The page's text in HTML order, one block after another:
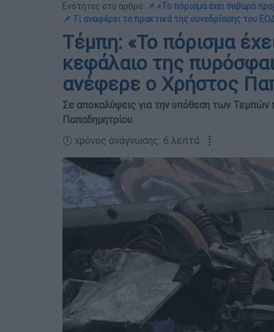
Ενότητες στο άρθρο: 📌 «Το πόρισμα έχει σοβαρά
📌 Τι αναφέρει τα πρακτικά της συνεδρίασης του
Τέμπη: «Το πόρισμα
κεφάλαιο της
ανέφερε ο Χρήστος
Σε αποκαλύψεις για την υπόθεση των
Παπαδημητρίου
🕛 χρόνος ανάγνωσης: 6 λεπτά ┋